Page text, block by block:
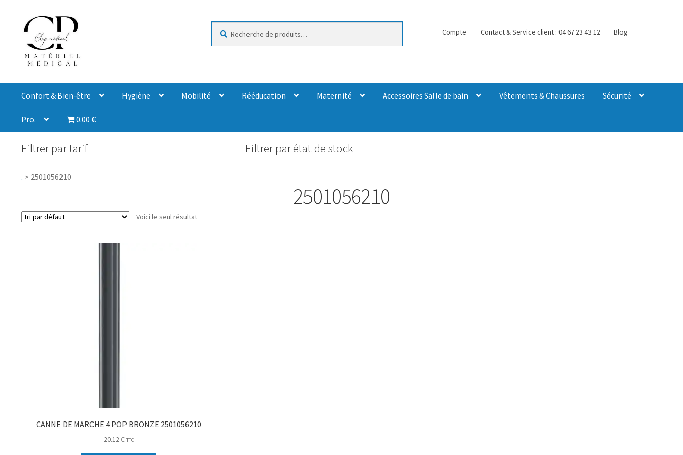
Compte Contact & Service client : 04 67 23 43 12 Blog
Confort & Bien-être Hygiène Mobilité Rééducation Maternité Accessoires Salle de bain Vêtements & Chaussures Sécurité
Pro. 0.00 €
Filtrer par tarif Filtrer par état de stock
. > 2501056210
2501056210
Voici le seul résultat
CANNE DE MARCHE 4 POP BRONZE 2501056210
20.12 € TTC